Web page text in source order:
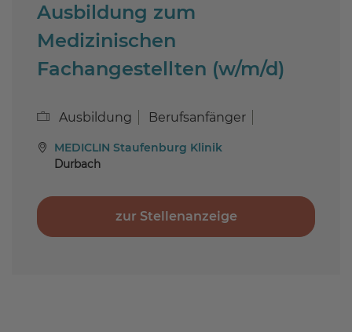
Ausbildung zum
Medizinischen
Fachangestellten (w/m/d)
Ausbildung Berufsanfänger
MEDICLIN Staufenburg Klinik
Durbach
zur Stellenanzeige